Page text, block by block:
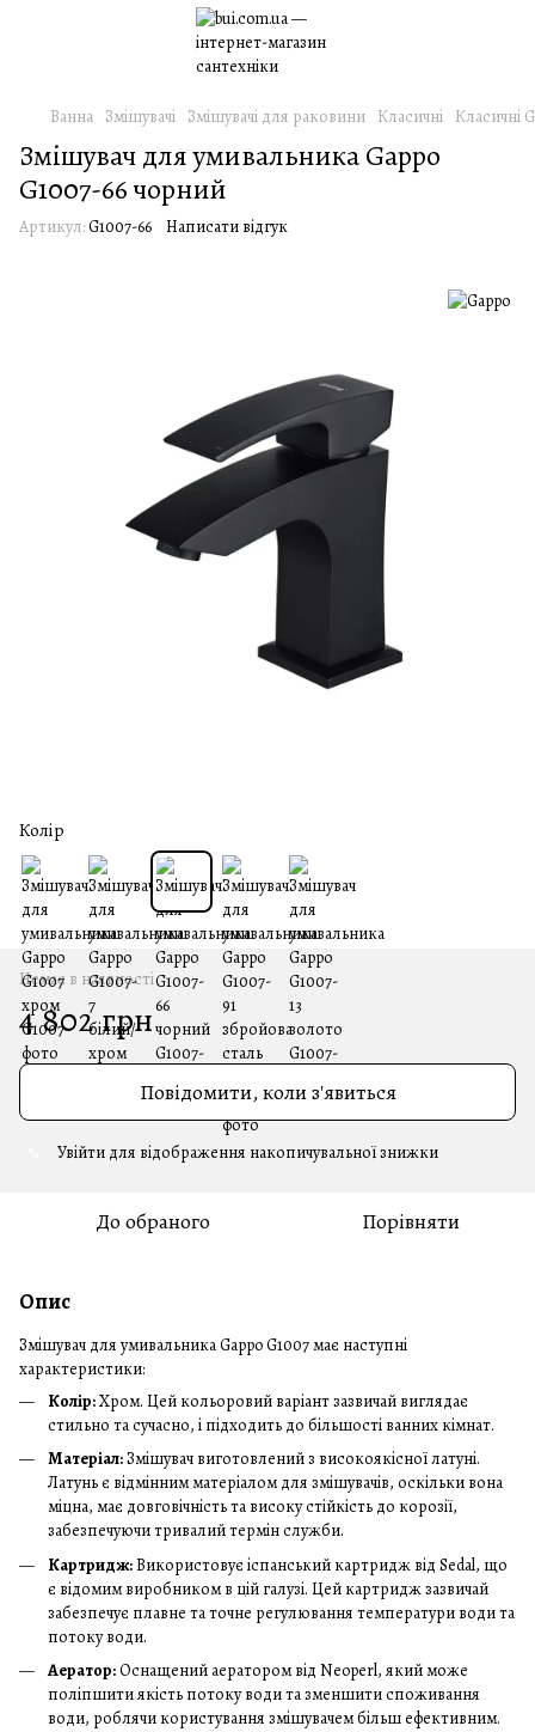
Ванна Змішувачі Змішувачі для раковини Класичні Класичні
Змішувач для умивальника Gappo
G1007-66 чорний
Артикул:G1007-66 Написати відгук
Колір
Немає в наявності
4 802 грн
Повідомити, коли з'явиться
Увійти для відображення накопичувальної знижки
До обраного Порівняти
Опис
Змішувач для умивальника Gappo G1007 має наступні
характеристики:
Колір:Хром. Цей кольоровий варіант зазвичай виглядає
стильно та сучасно, і підходить до більшості ванних кімнат.
Матеріал:Змішувач виготовлений з високоякісної латуні.
Латунь є відмінним матеріалом для змішувачів, оскільки вона
міцна, має довговічність та високу стійкість до корозії,
забезпечуючи тривалий термін служби.
Картридж:Використовує іспанський картридж від Sedal, що
є відомим виробником в цій галузі. Цей картридж зазвичай
забезпечує плавне та точне регулювання температури води та
потоку води.
Аератор:Оснащений аератором від Neoperl, який може
поліпшити якість потоку води та зменшити споживання
води, роблячи користування змішувачем більш ефективним.